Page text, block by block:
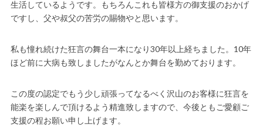
生活しているようです。もちろんこれも皆様方の御支援のおかげ
ですし、父や叔父の苦労の賜物やと思います。
私も憧れ続けた狂言の舞台一本になり30年以上経ちました。10年
ほど前に大病も致しましたがなんとか舞台を勤めております。
この度の認定でもう少し頑張ってなるべく沢山のお客様に狂言を
能楽を楽しんで頂けるよう精進致しますので、今後ともご愛顧ご
支援の程お願い申し上げます。